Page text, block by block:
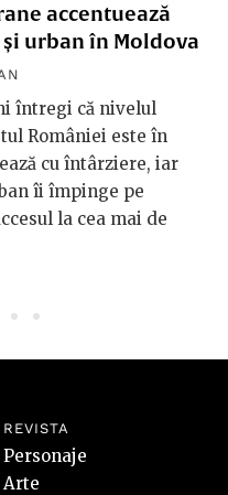
accentuează
urban în Moldova
întregi că nivelul
României este în
cu întârziere, iar
îi împinge pe
la cea mai de
REVISTA
Personaje
Arte